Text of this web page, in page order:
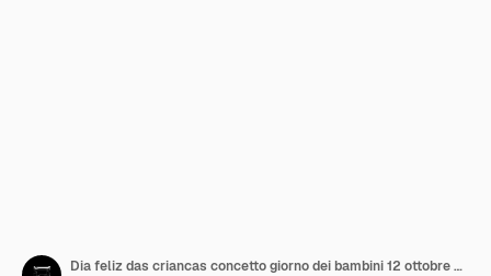
Dia feliz das criancas concetto giorno dei bambini 12 ottobre post modello psd modificabile